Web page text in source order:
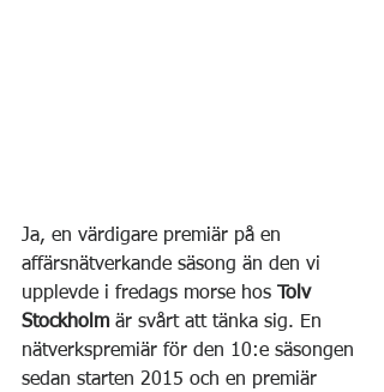
Ja, en värdigare premiär på en
affärsnätverkande säsong än den vi
upplevde i fredags morse hos Tolv
Stockholm är svårt att tänka sig. En
nätverkspremiär för den 10:e säsongen
sedan starten 2015 och en premiär